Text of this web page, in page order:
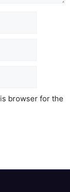
browser for the